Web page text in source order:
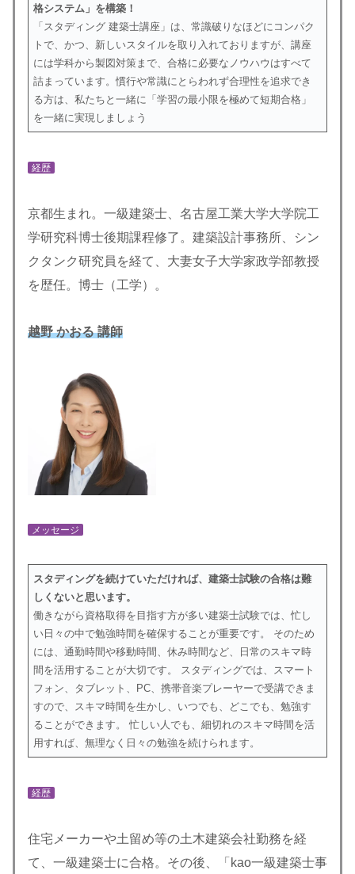
格システム」を構築！
「スタディング 建築士講座」は、常識破りなほどにコンパク
トで、かつ、新しいスタイルを取り入れておりますが、講座
には学科から製図対策まで、合格に必要なノウハウはすべて
詰まっています。慣行や常識にとらわれず合理性を追求でき
る方は、私たちと一緒に「学習の最小限を極めて短期合格」
を一緒に実現しましょう
経歴
京都生まれ。一級建築士、名古屋工業大学大学院工
学研究科博士後期課程修了。建築設計事務所、シン
クタンク研究員を経て、大妻女子大学家政学部教授
を歴任。博士（工学）。
越野 かおる講師
メッセージ
スタディングを続けていただければ、建築士試験の合格は難
しくないと思います。
働きながら資格取得を目指す方が多い建築士試験では、忙し
い日々の中で勉強時間を確保することが重要です。 そのため
には、通勤時間や移動時間、休み時間など、日常のスキマ時
間を活用することが大切です。 スタディングでは、スマート
フォン、タブレット、PC、携帯音楽プレーヤーで受講できま
すので、スキマ時間を生かし、いつでも、どこでも、勉強す
ることができます。 忙しい人でも、細切れのスキマ時間を活
用すれば、無理なく日々の勉強を続けられます。
経歴
住宅メーカーや土留め等の土木建築会社勤務を経
て、一級建築士に合格。その後、「kao一級建築士事